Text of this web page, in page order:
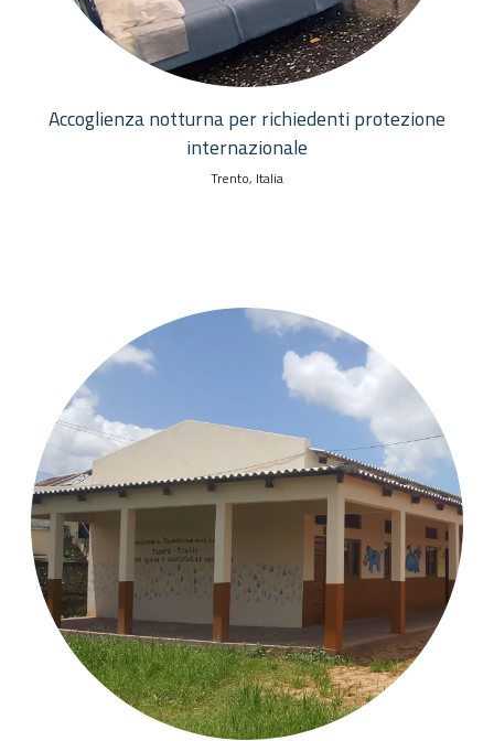
Accoglienza notturna per richiedenti protezione
internazionale
Trento, Italia